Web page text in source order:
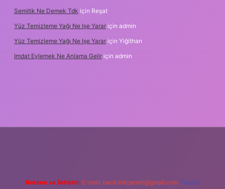
Semitik Ne Demek Tdk için Reşat
Yüz Temizleme Yağı Ne Işe Yarar için admin
Yüz Temizleme Yağı Ne Işe Yarar için Yiğithan
Imdat Eylemek Ne Anlama Gelir için admin
Reklam ve İletişim: E-mail: backlinkpaneli@gmail.com Teams: